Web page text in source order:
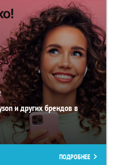
и других брендов в
ПОДРОБНЕЕ